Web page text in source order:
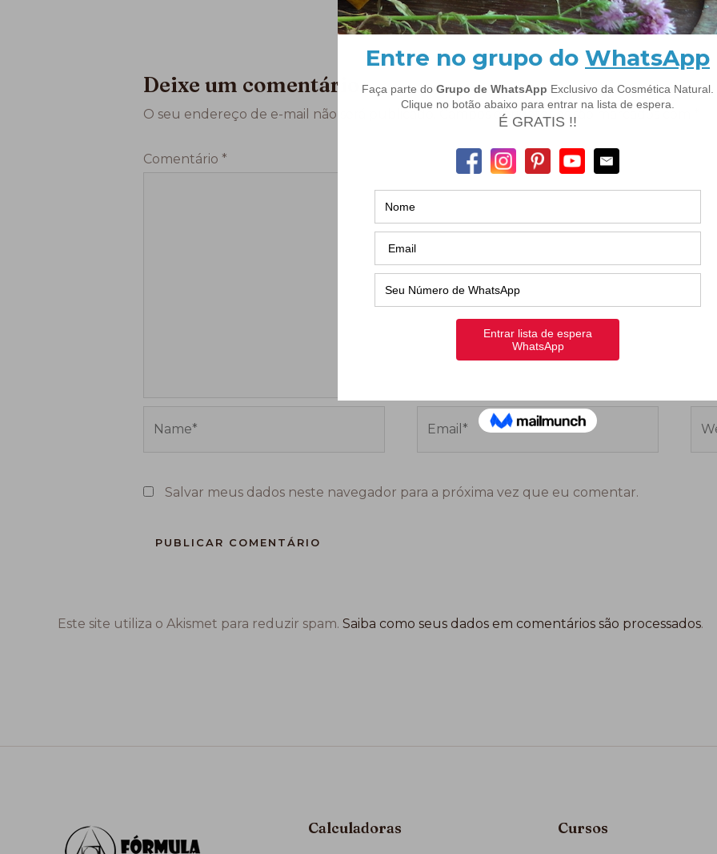
Deixe um comentário
O seu endereço de e-mail não será publicado. Campos obrigatórios são marcados com
Comentário *
Salvar meus dados neste navegador para a próxima vez que eu comentar.
Este site utiliza o Akismet para reduzir spam. Saiba como seus dados em comentários são processados.
Calculadoras Cursos